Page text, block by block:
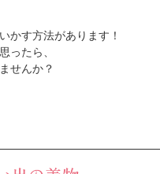
かす方法があります！
ったら、
せんか？